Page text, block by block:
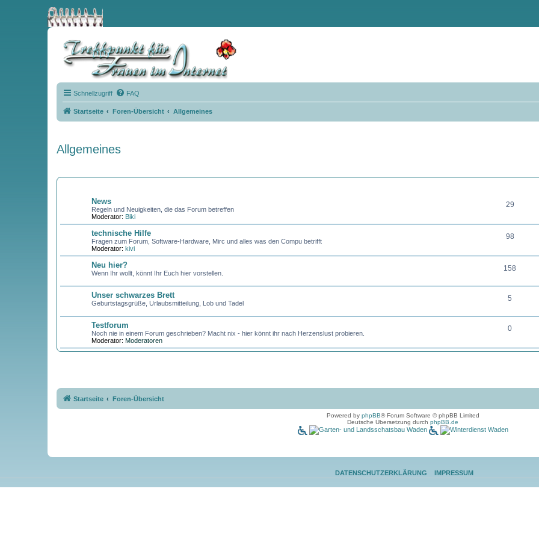
Schnellzugriff FAQ
Startseite Foren-Übersicht Allgemeines
Allgemeines
News
Regeln und Neuigkeiten, die das Forum betreffen
Moderator: Biki
29
technische Hilfe
Fragen zum Forum, Software-Hardware, Mirc und alles was den Compu betrifft
Moderator: kivi
98
Neu hier?
Wenn Ihr wollt, könnt Ihr Euch hier vorstellen.
158
Unser schwarzes Brett
Geburtstagsgrüße, Urlaubsmitteilung, Lob und Tadel
5
Testforum
Noch nie in einem Forum geschrieben? Macht nix - hier könnt ihr nach Herzenslust probieren.
Moderator: Moderatoren
0
Startseite Foren-Übersicht
Powered by phpBB® Forum Software © phpBB Limited
Deutsche Übersetzung durch phpBB.de
DATENSCHUTZERKLÄRUNG IMPRESSUM